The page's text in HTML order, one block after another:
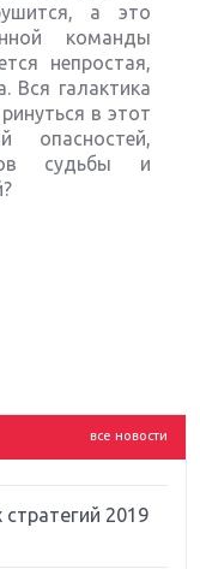
а это
команды
непростая,
Вся галактика
в этот
опасностей,
судьбы и
все новости
Microsoft и
2019